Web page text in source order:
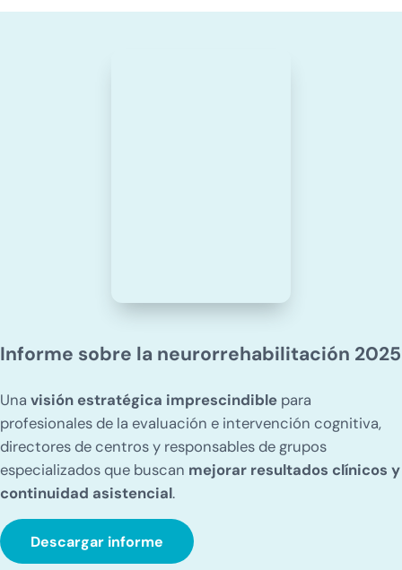
Informe sobre la neurorrehabilitación 2025
Unavisión estratégica imprescindible para
profesionales de la evaluación e intervención cognitiva,
directores de centros y responsables de grupos
especializados que buscan mejorar resultados clínicos y
continuidad asistencial.
Descargar informe